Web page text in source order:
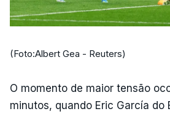
(Foto:Albert Gea - Reuters)
O momento de maior tensão
minutos, quando Eric García do